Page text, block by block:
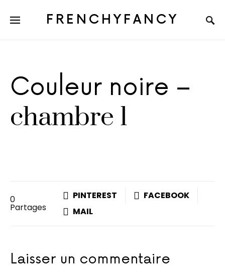
FRENCHYFANCY
Couleur noire –
chambre 1
0
Partages
PINTEREST
FACEBOOK
MAIL
Laisser un commentaire